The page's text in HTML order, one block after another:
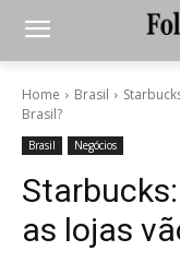
Home Brasil
Brasil?
Brasil Negócios
as lojas